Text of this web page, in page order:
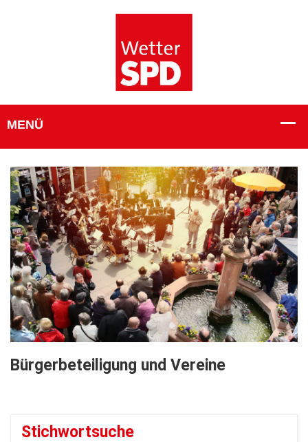
Bürgerbeteiligung und Vereine
Stichwortsuche